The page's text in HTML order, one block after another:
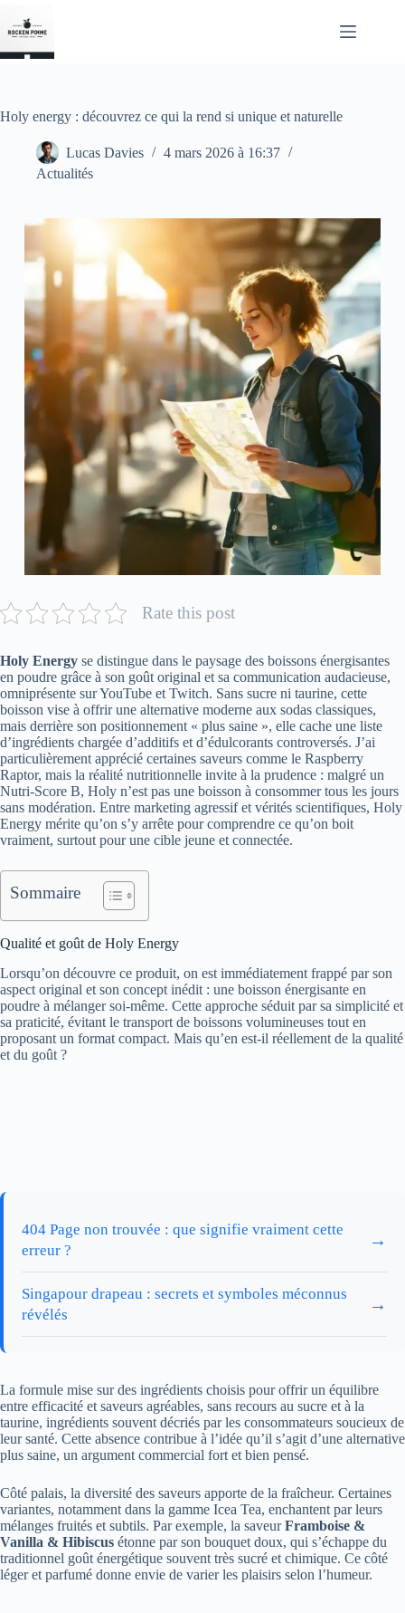
contenu
Holy energy : découvrez ce qui la rend si unique et naturelle
Lucas Davies
4 mars 2026 à 16:37
Actualités
Rate this post
Holy Energy se distingue dans le paysage des boissons énergisantes
en poudre grâce à son goût original et sa communication audacieuse,
omniprésente sur YouTube et Twitch. Sans sucre ni taurine, cette
boisson vise à offrir une alternative moderne aux sodas classiques,
mais derrière son positionnement « plus saine », elle cache une liste
d’ingrédients chargée d’additifs et d’édulcorants controversés. J’ai
particulièrement apprécié certaines saveurs comme le Raspberry
Raptor, mais la réalité nutritionnelle invite à la prudence : malgré un
Nutri-Score B, Holy n’est pas une boisson à consommer tous les jours
sans modération. Entre marketing agressif et vérités scientifiques, Holy
Energy mérite qu’on s’y arrête pour comprendre ce qu’on boit
vraiment, surtout pour une cible jeune et connectée.
Sommaire
Qualité et goût de Holy Energy
Lorsqu’on découvre ce produit, on est immédiatement frappé par son
aspect original et son concept inédit : une boisson énergisante en
poudre à mélanger soi-même. Cette approche séduit par sa simplicité et
sa praticité, évitant le transport de boissons volumineuses tout en
proposant un format compact. Mais qu’en est-il réellement de la qualité
et du goût ?
404 Page non trouvée : que signifie vraiment cette
erreur ?
→
Singapour drapeau : secrets et symboles méconnus
révélés
→
La formule mise sur des ingrédients choisis pour offrir un équilibre
entre efficacité et saveurs agréables, sans recours au sucre et à la
taurine, ingrédients souvent décriés par les consommateurs soucieux de
leur santé. Cette absence contribue à l’idée qu’il s’agit d’une alternative
plus saine, un argument commercial fort et bien pensé.
Côté palais, la diversité des saveurs apporte de la fraîcheur. Certaines
variantes, notamment dans la gamme Icea Tea, enchantent par leurs
mélanges fruités et subtils. Par exemple, la saveurFramboise &
Vanilla & Hibiscus étonne par son bouquet doux, qui s’échappe du
traditionnel goût énergétique souvent très sucré et chimique. Ce côté
léger et parfumé donne envie de varier les plaisirs selon l’humeur.